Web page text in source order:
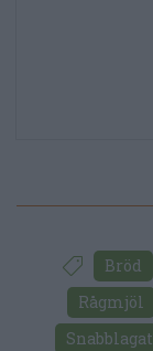
Bröd
Rågmjöl
Snabblagat